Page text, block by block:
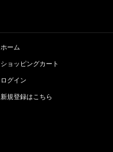
ホーム
ショッピングカート
ログイン
新規登録はこちら